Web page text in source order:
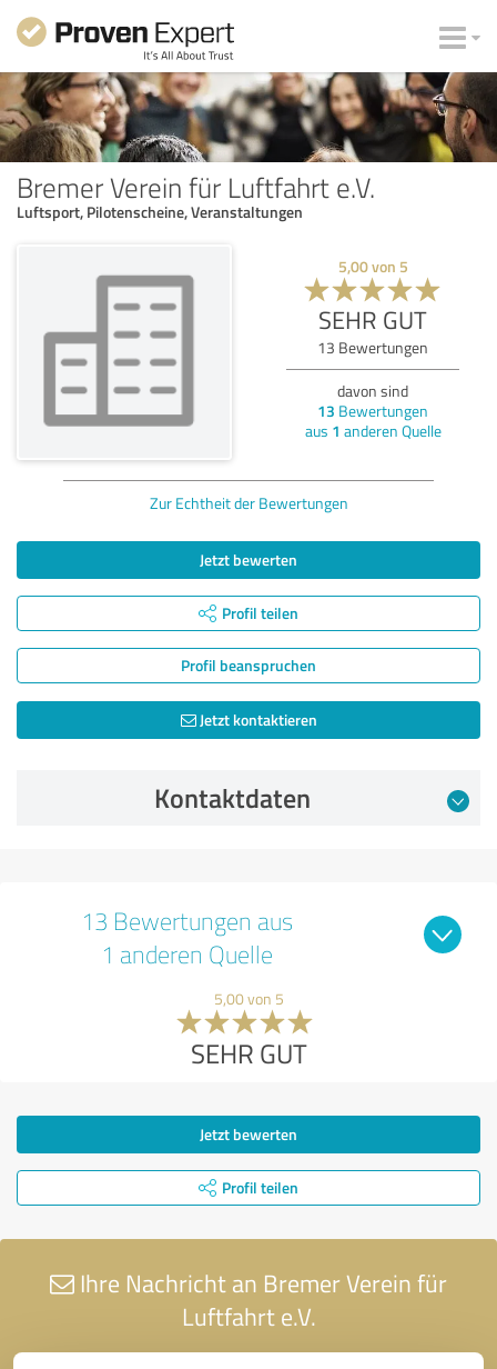
Bremer Verein für Luftfahrt e.V.
Luftsport, Pilotenscheine, Veranstaltungen
5,00von 5
SEHR GUT
13 Bewertungen
davon sind
13 Bewertungen
aus 1 anderen Quelle
Zur Echtheit der Bewertungen
Jetzt bewerten
Profil teilen
Profil beanspruchen
Jetzt kontaktieren
Kontaktdaten
13 Bewertungen aus
1 anderen Quelle
5,00 von 5
SEHR GUT
Jetzt bewerten
Profil teilen
Ihre Nachricht an Bremer Verein für
Luftfahrt e.V.